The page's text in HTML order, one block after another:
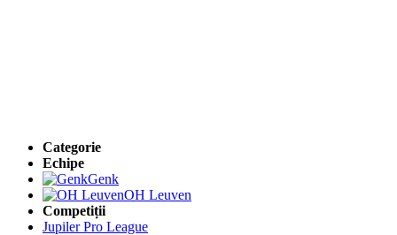
Categorie
Echipe
Genk
OH Leuven
Competiții
Jupiler Pro League